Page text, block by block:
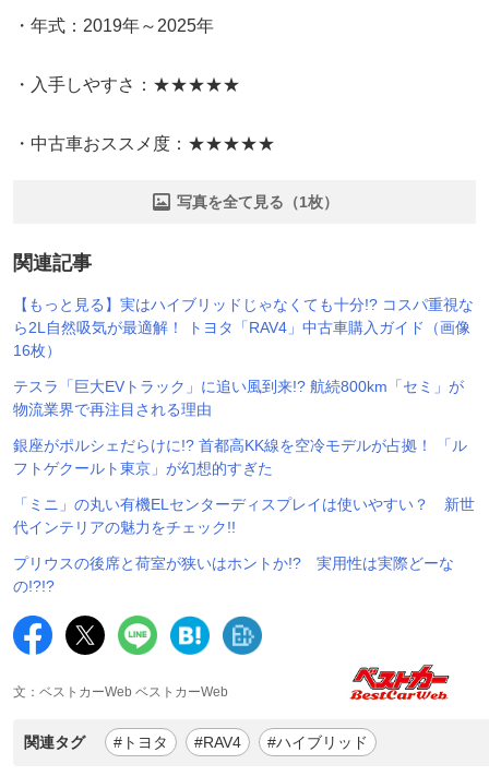
・年式：2019年～2025年
・入手しやすさ：★★★★★
・中古車おススメ度：★★★★★
写真を全て見る（1枚）
関連記事
【もっと見る】実はハイブリッドじゃなくても十分!? コスパ重視な
ら2L自然吸気が最適解！ トヨタ「RAV4」中古車購入ガイド（画像
16枚）
テスラ「巨大EVトラック」に追い風到来!? 航続800km「セミ」が
物流業界で再注目される理由
銀座がポルシェだらけに!? 首都高KK線を空冷モデルが占拠！ 「ル
フトゲクールト東京」が幻想的すぎた
「ミニ」の丸い有機ELセンターディスプレイは使いやすい？ 新世
代インテリアの魅力をチェック!!
プリウスの後席と荷室が狭いはホントか!? 実用性は実際どーな
の!?!?
文：ベストカーWeb ベストカーWeb
関連タグ #トヨタ #RAV4 #ハイブリッド